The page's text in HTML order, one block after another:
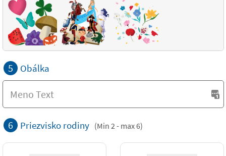
5 Obálka
6 Priezvisko rodiny (Min 2 - max 6)